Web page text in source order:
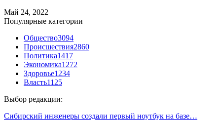
Май 24, 2022
Популярные категории
Общество3094
Происшествия2860
Политика1417
Экономика1272
Здоровье1234
Власть1125
Выбор редакции:
Сибирский инженеры создали первый ноутбук на базе…